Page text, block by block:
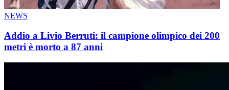
NEWS
Addio a Livio Berruti: il campione olimpico dei 200
metri è morto a 87 anni